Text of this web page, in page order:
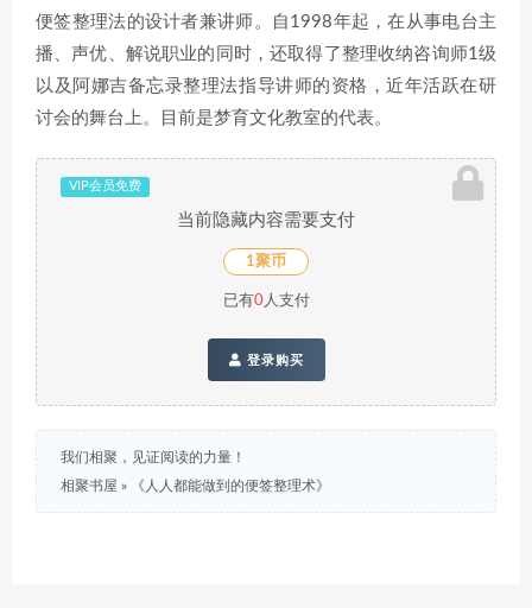
便签整理法的设计者兼讲师。自1998年起，在从事电台主
播、声优、解说职业的同时，还取得了整理收纳咨询师1级
以及阿娜吉备忘录整理法指导讲师的资格，近年活跃在研
讨会的舞台上。目前是梦育文化教室的代表。
VIP会员免费
当前隐藏内容需要支付
1聚币
已有0人支付
登录购买
我们相聚，见证阅读的力量！
相聚书屋 » 《人人都能做到的便签整理术》